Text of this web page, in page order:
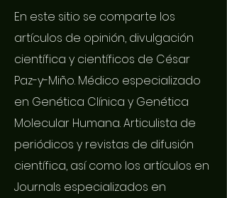
En este sitio se comparte los
artículos de opinión, divulgación
científica y científicos de César
Paz-y-Miño. Médico especializado
en Genética Clínica y Genética
Molecular Humana. Articulista de
periódicos y revistas de difusión
científica, así como los artículos en
Journals especializados en